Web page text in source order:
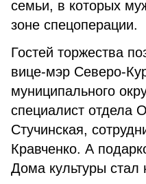
семьи, в которых
зоне спецоперации.
Гостей торжества
вице-мэр Северо-
муниципального
специалист
Стучинская,
Кравченко. А
Дома культуры стал